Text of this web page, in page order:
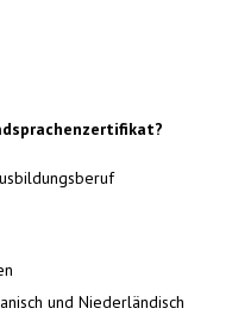
und Niederländisch